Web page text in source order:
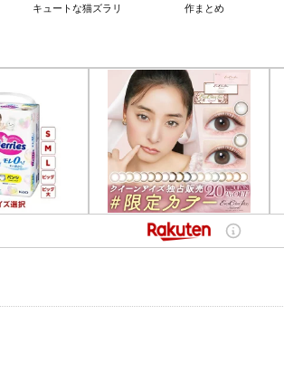
キュートな猫ズラリ
作まとめ